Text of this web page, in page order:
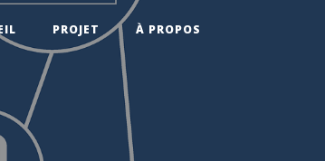
PROJET À PROPOS